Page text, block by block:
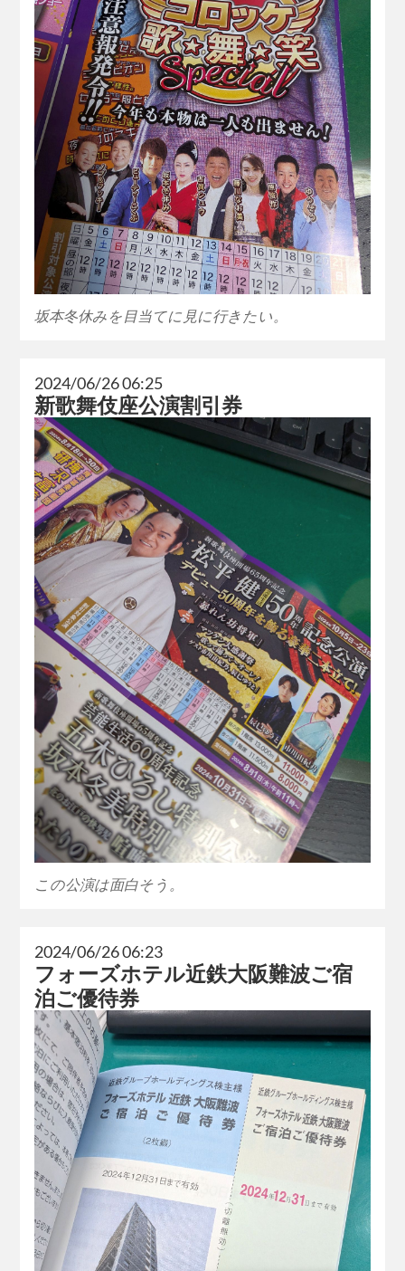
坂本冬休みを目当てに見に行きたい。
2024/06/26 06:25
新歌舞伎座公演割引券
この公演は面白そう。
2024/06/26 06:23
フォーズホテル近鉄大阪難波ご宿
泊ご優待券